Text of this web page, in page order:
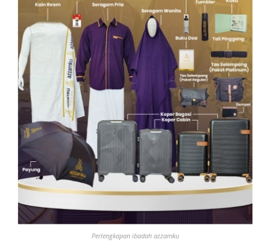
Perlengkapan ibadah azzamku